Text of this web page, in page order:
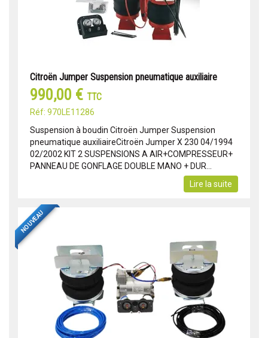
Citroën Jumper Suspension pneumatique auxiliaire
990,00 € TTC
Réf: 970LE11286
Suspension à boudin Citroën Jumper Suspension
pneumatique auxiliaireCitroën Jumper X 230 04/1994
02/2002 KIT 2 SUSPENSIONS A AIR+COMPRESSEUR+
PANNEAU DE GONFLAGE DOUBLE MANO + DUR...
Lire la suite
NOUVEAU